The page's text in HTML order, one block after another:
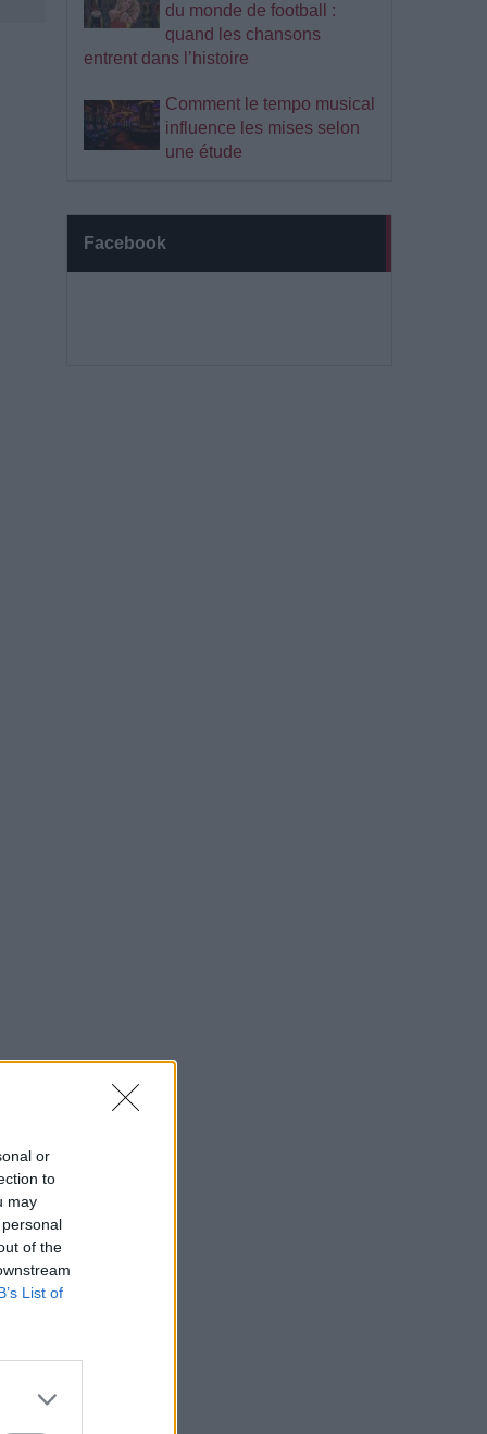
or
to
may
of the
List of
du monde de football :
quand les chansons
entrent dans l’histoire
Comment le tempo musical
influence les mises selon
une étude
Facebook